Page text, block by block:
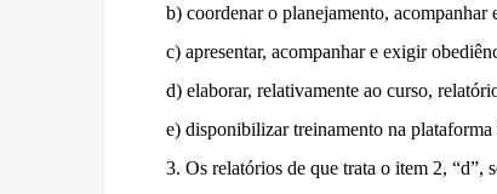
b) coordenar o planejamento,
c) apresentar, acompanhar e exigir
d) elaborar, relativamente ao curso,
e) disponibilizar treinamento na
3. Os relatórios de que trata o item 2, “d”,